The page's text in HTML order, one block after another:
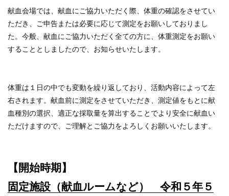
献血会場では、献血にご協力いただく際、体重の確認をさせてい
ただき、ご申告または必要に応じて測定をお願いしておりまし
た。今般、献血にご協力いただく全ての方に、体重測定をお願い
することとしましたので、お知らせいたします。
体重は１日の中でも変動を繰り返しており、活動内容によって左
右されます。献血前に測定をさせていただき、測定値をもとに献
血種別の選択、適正な採取量を算出することでより安全に献血い
ただけますので、ご理解とご協力をよろしくお願いいたします。
【開始時期】
固定施設（献血ルームなど） 令和５年５